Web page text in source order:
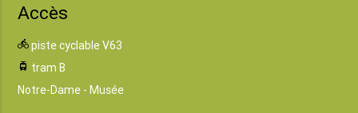
Accès
directions_bike piste cyclable V63
tram tram B
Notre-Dame - Musée